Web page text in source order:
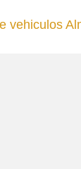
vehiculos